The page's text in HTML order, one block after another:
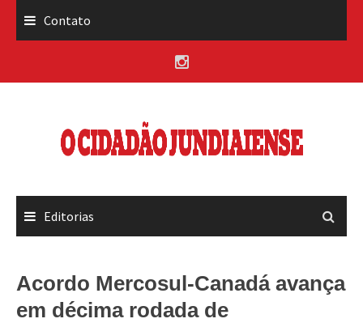
Contato
Editorias
Acordo Mercosul-Canadá avança
em décima rodada de